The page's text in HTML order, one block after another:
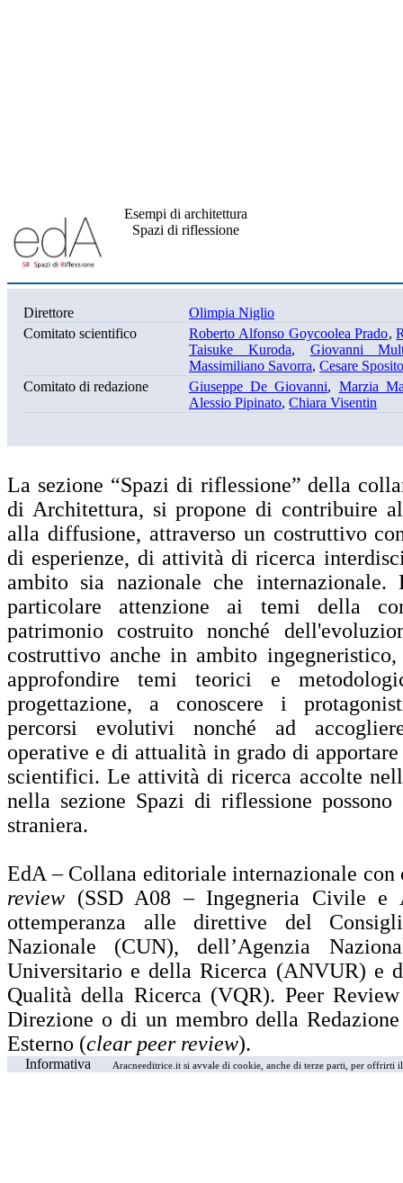
Esempi di architettura
Spazi di riflessione
Direttore
Olimpia Niglio
Comitato scientifico
Roberto Alfonso Goycoolea Prado,
Taisuke Kuroda, Giovanni
Massimiliano Savorra, Cesare Sposito
Comitato di redazione
Giuseppe De Giovanni, Marzia
Alessio Pipinato, Chiara Visentin
La sezione “Spazi di riflessione” della
di Architettura, si propone di contribuire
alla diffusione, attraverso un costruttivo
di esperienze, di attività di ricerca
ambito sia nazionale che internazionale.
particolare attenzione ai temi della
patrimonio costruito nonché
costruttivo anche in ambito
approfondire temi teorici e
progettazione, a conoscere i
percorsi evolutivi nonché ad
operative e di attualità in grado di
scientifici. Le attività di ricerca accolte
nella sezione Spazi di riflessione possono
straniera.
EdA – Collana editoriale internazionale
review (SSD A08 – Ingegneria Civile e
ottemperanza alle direttive del
Nazionale (CUN), dell’Agenzia
Universitario e della Ricerca (ANVUR) e
Qualità della Ricerca (VQR). Peer
Direzione o di un membro della
Esterno (clear peer review).
Informativa Aracneeditrice.it si avvale di cookie, anche di terze parti, per